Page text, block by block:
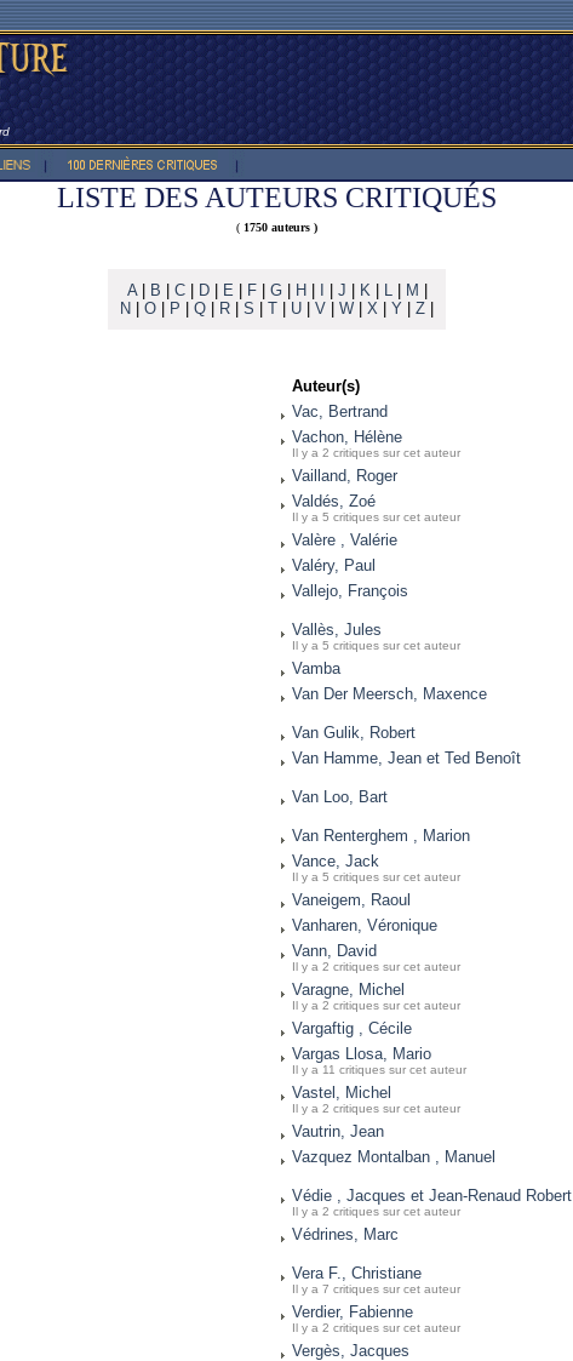
LISTE DES AUTEURS CRITIQUÉS
( 1750 auteurs )
A| B C| D| E F| G| H J K| L| M
N
O P Q R S T U V W X Y Z
Auteur(s)
Vac, Bertrand
Vachon, Hélène
Il y a 2 critiques sur cet auteur
Vailland, Roger
Valdés, Zoé
Il y a 5 critiques sur cet auteur
Valère , Valérie
Valéry, Paul
Vallejo, François
Vallès, Jules
Il y a 5 critiques sur cet auteur
Vamba
Van Der Meersch, Maxence
Van Gulik, Robert
Van Hamme, Jean et Ted Benoît
Van Loo, Bart
Van Renterghem , Marion
Vance, Jack
Il y a 5 critiques sur cet auteur
Vaneigem, Raoul
Vanharen, Véronique
Vann, David
Il y a 2 critiques sur cet auteur
Varagne, Michel
Il y a 2 critiques sur cet auteur
Vargaftig , Cécile
Vargas Llosa, Mario
Il y a 11 critiques sur cet auteur
Vastel, Michel
Il y a 2 critiques sur cet auteur
Vautrin, Jean
Vazquez Montalban , Manuel
Védie , Jacques et Jean-Renaud Robert
Il y a 2 critiques sur cet auteur
Védrines, Marc
Vera F., Christiane
Il y a 7 critiques sur cet auteur
Verdier, Fabienne
Il y a 2 critiques sur cet auteur
Vergès, Jacques